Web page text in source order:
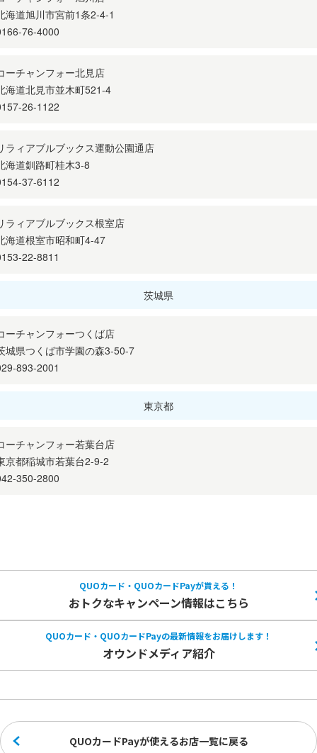
QUOカード・QUOカードPayが貰える！
おトクなキャンペーン情報はこちら
QUOカード・QUOカードPayの最新情報をお届けします！
オウンドメディア紹介
QUOカードPayが使えるお店一覧に戻る